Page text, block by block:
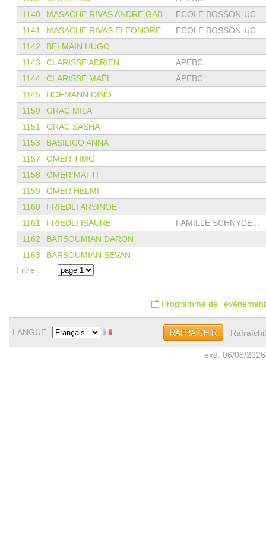
1140
MASACHE RIVAS ANDRE GAB...
ECOLE BOSSON-UC...
1141
MASACHE RIVAS ELEONORE ...
ECOLE BOSSON-UC...
1142
BELMAIN HUGO
1143
CLARISSE ADRIEN
APEBC
1144
CLARISSE MAËL
APEBC
1145
HOFMANN DINO
1150
GRAC MILA
1151
GRAC SASHA
1153
BASILICO ANNA
1157
OMER TIMO
1158
OMER MATTI
1159
OMER HELMI
1160
FRIEDLI ARSINOE
1161
FRIEDLI ISAURE
FAMILLE SCHNYDE...
1162
BARSOUMIAN DARON
1163
BARSOUMIAN SEVAN
Filtre :
Programme de l'évènement
LANGUE RAFRAÎCHIR
exd: 06/08/